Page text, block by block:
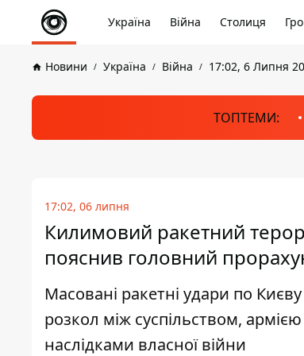
Україна Війна Столиця
Новини Україна Війна 17:02, 6 Липня
ТОПТЕМИ:
17:02, 06 липня
Килимовий ракетний
пояснив головний
Масовані ракетні удари по
розкол між суспільством,
наслідками власної війни